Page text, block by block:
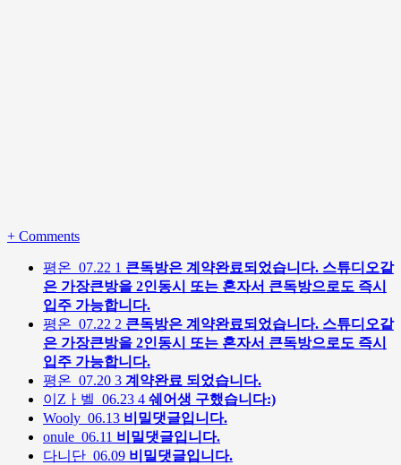
+ Comments
평온 07.22 1 큰독방은 계약완료되었습니다. 스튜디오같
은 가장큰방을 2인동시 또는 혼자서 큰독방으로도 즉시
입주 가능합니다.
평온 07.22 2 큰독방은 계약완료되었습니다. 스튜디오같
은 가장큰방을 2인동시 또는 혼자서 큰독방으로도 즉시
입주 가능합니다.
평온 07.20 3 계약완료 되었습니다.
이Zㅏ벨 06.23 4 쉐어생 구했습니다:)
Wooly 06.13 비밀댓글입니다.
onule 06.11 비밀댓글입니다.
다니단 06.09 비밀댓글입니다.